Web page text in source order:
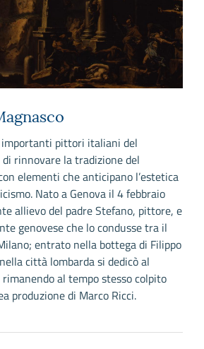
pittori italiani del
rinnovare la tradizione del
elementi che anticipano l’estetica
Nato a Genova il 4 febbraio
allievo del padre Stefano, pittore, e
genovese che lo condusse tra il
entrato nella bottega di Filippo
città lombarda si dedicò al
al tempo stesso colpito
produzione di Marco Ricci.